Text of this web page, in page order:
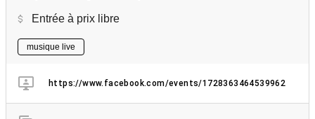
Entrée à prix libre
musique live
https://www.facebook.com/events/1728363464539962